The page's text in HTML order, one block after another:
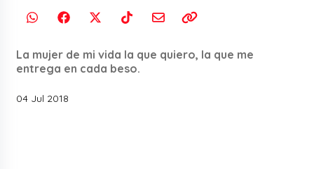
La mujer de mi vida la que quiero, la que me
entrega en cada beso.
04 Jul 2018